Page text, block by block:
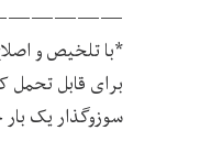
*با تلخیص و
برای قابل تحمل
سوزوگذار یک